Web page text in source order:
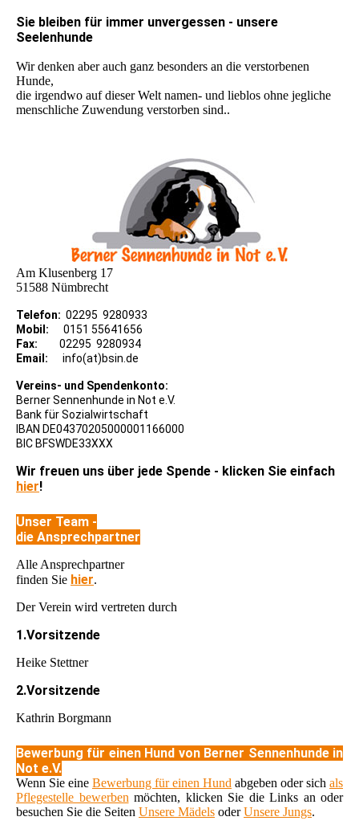
Sie bleiben für immer unvergessen - unsere
Seelenhunde
Wir denken aber auch ganz besonders an die verstorbenen
Hunde,
die irgendwo auf dieser Welt namen- und lieblos ohne jegliche
menschliche Zuwendung verstorben sind..
Am Klusenberg 17
51588 Nümbrecht
Telefon: 02295 9280933
Mobil: 0151 55641656
Fax:
02295 9280934
Email: info(at)bsin.de
Vereins- und Spendenkonto:
Berner Sennenhunde in Not e.V.
Bank für Sozialwirtschaft
IBAN DE04370205000001166000
BIC BFSWDE33XXX
Wir freuen uns über jede Spende - klicken Sie einfach
hier!
Unser Team -
die Ansprechpartner
Alle Ansprechpartner
finden Sie hier.
Der Verein wird vertreten durch
1.Vorsitzende
Heike Stettner
2.Vorsitzende
Kathrin Borgmann
Bewerbung für einen Hund von Berner Sennenhunde in
Not e.V.
Wenn Sie eine Bewerbung für einen Hund abgeben oder sich als
Pflegestelle bewerben möchten, klicken Sie die Links an oder
besuchen Sie die Seiten Unsere Mädels oderUnsere Jungs.